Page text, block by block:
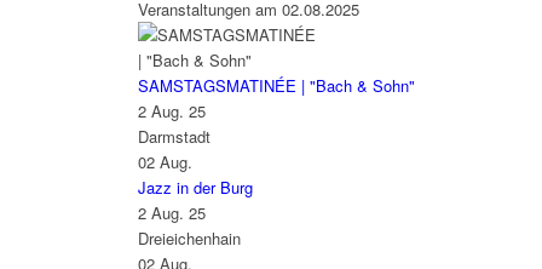
Veranstaltungen am 02.08.2025
SAMSTAGSMATINÉE | "Bach & Sohn"
2 Aug. 25
Darmstadt
02 Aug.
Jazz in der Burg
2 Aug. 25
Dreieichenhain
02 Aug.